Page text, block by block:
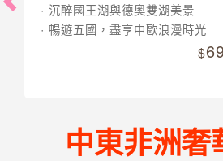
沉醉國王湖與德奧雙湖美景
暢遊五國，盡享中歐浪漫時光
中東非洲奢